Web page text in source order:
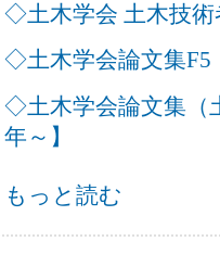
◇土木学会 土木技術
◇土木学会論文集F5
◇土木学会論文集（
年～】
掲載論文の閲覧 について
もっと読む